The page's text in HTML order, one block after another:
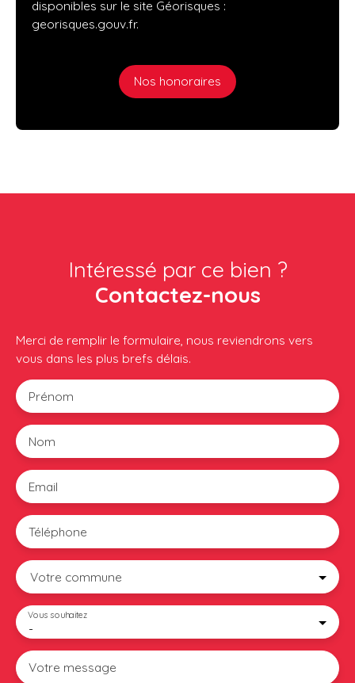
disponibles sur le site Géorisques :
georisques.gouv.fr.
Nos honoraires
Intéressé par ce bien ?
Contactez-nous
Merci de remplir le formulaire, nous reviendrons vers
vous dans les plus brefs délais.
Prénom
Nom
Email
Téléphone
Votre commune
-
Vous souhaitez
Votre message